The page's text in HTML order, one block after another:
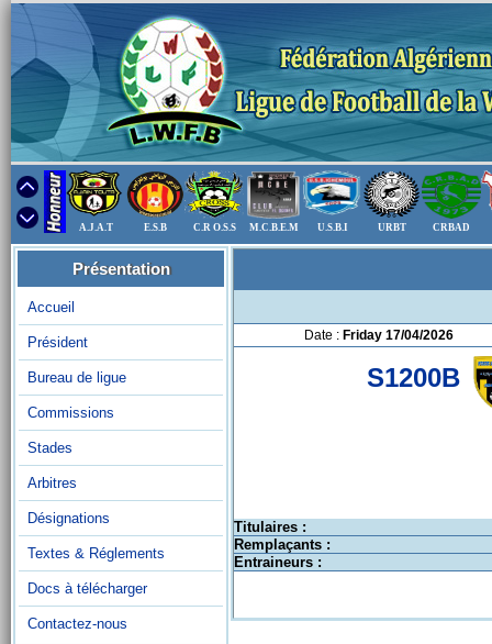
A.J.A.T E.S.B C.R O.S.S M.C.B.E.M U.S.B.I URBT CRBAD
Présentation
Accueil
Président
Bureau de ligue
Commissions
Stades
Arbitres
Désignations
Textes & Réglements
Docs à télécharger
Contactez-nous
Date : Friday 17/04/2026
S1200B
Titulaires :
Remplaçants :
Entraineurs :